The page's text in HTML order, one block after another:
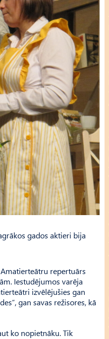
gados aktieri bija
repertuārs
Iestudējumos varēja
izvēlējušies gan
gan savas režisores, kā
ko nopietnāku. Tik